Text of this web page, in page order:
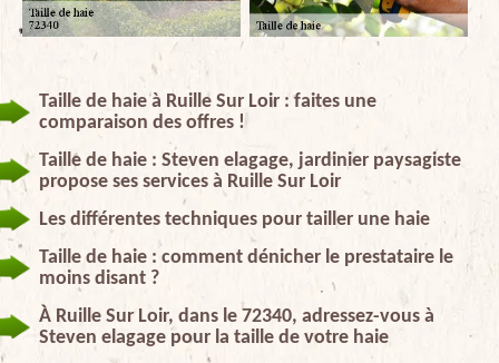
Taille de haie à Ruille Sur Loir : faites une
comparaison des offres !
Taille de haie : Steven elagage, jardinier paysagiste
propose ses services à Ruille Sur Loir
Les différentes techniques pour tailler une haie
Taille de haie : comment dénicher le prestataire le
moins disant ?
À Ruille Sur Loir, dans le 72340, adressez-vous à
Steven elagage pour la taille de votre haie